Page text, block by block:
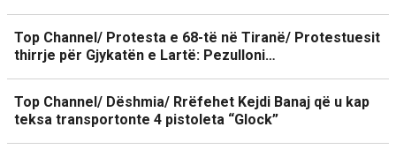
Top Channel/ Protesta e 68-të në Tiranë/ Protestuesit
thirrje për Gjykatën e Lartë: Pezulloni…
Top Channel/ Dëshmia/ Rrëfehet Kejdi Banaj që u kap
teksa transportonte 4 pistoleta “Glock”